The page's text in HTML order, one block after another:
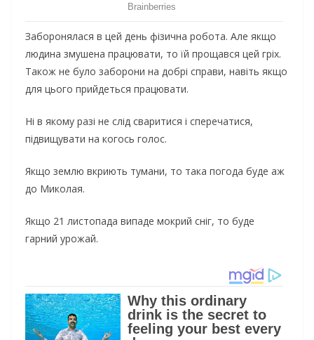
Заборонялася в цей день фізична робота. Але якщо
людина змушена працювати, то їй прощався цей гріх.
Також не було заборони на добрі справи, навіть якщо
для цього прийдеться працювати.
Ні в якому разі не слід сваритися і сперечатися,
підвищувати на когось голос.
Якщо землю вкриють тумани, то така погода буде аж
до Миколая.
Якщо 21 листопада випаде мокрий сніг, то буде
гарний урожай.